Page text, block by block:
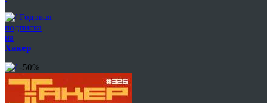
Годовая
подписка
на
Хакер
-50%